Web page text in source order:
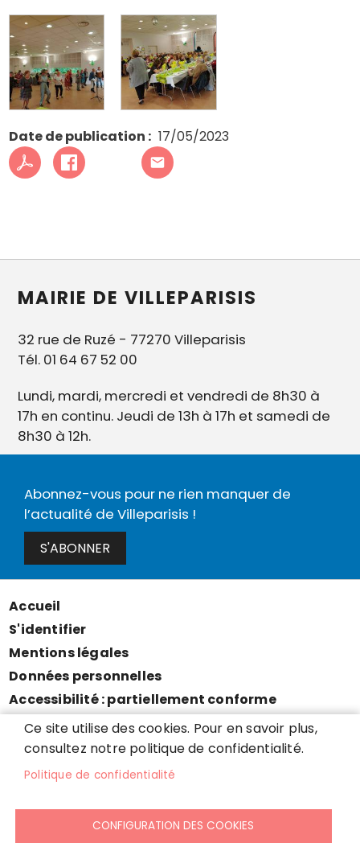
Date de publication 17/05/2023
MAIRIE DE VILLEPARISIS
32 rue de Ruzé - 77270 Villeparisis
Tél. 01 64 67 52 00
Lundi, mardi, mercredi et vendredi de 8h30 à
17h en continu. Jeudi de 13h à 17h et samedi de
8h30 à 12h.
Abonnez-vous pour ne rien manquer de
l’actualité de Villeparisis !
S'ABONNER
Menu
Pied
de
page
Accueil
S'identifier
Mentions légales
Données personnelles
Accessibilité : partiellement conforme
Cookies
Contact
Presse
Ce site utilise des cookies. Pour en savoir plus,
consultez notre politique de confidentialité.
Politique de confidentialité
CONFIGURATION DES COOKIES